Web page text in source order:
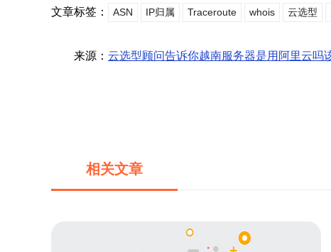
文章标签： ASN IP归属 Traceroute whois 云选型
来源： 云选型顾问告诉你越南服务器是用阿里云吗
相关文章